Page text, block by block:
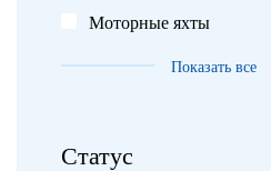
Моторные яхты
Показать все
Статус